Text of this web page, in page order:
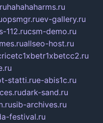
hahahaharms.ru
opsmgr.ruev-gallery.ru
112.rucsm-demo.ru
allseo-host.ru
statti.rue-abis1c.ru
dark-sand.ru
sib-archives.ru
festival.ru